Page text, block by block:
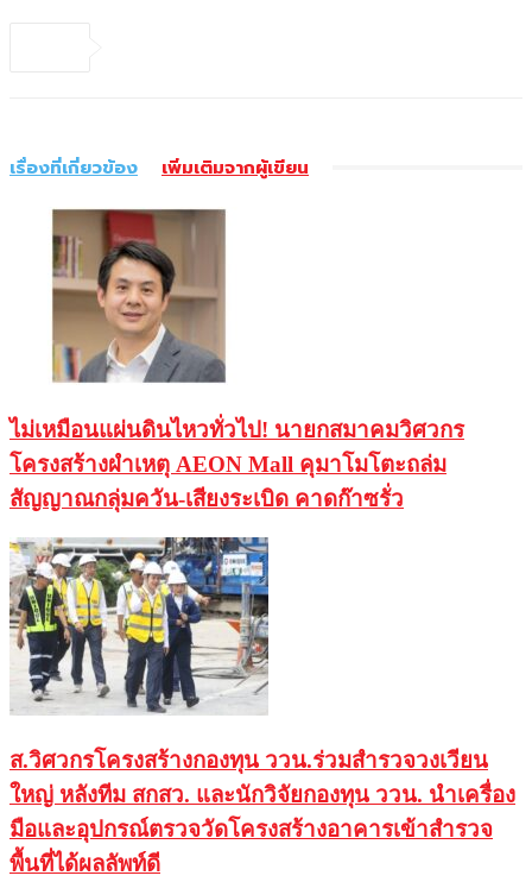
เรื่องที่เกี่ยวข้อง เพิ่มเติมจากผู้เขียน
ไม่เหมือนแผ่นดินไหวทั่วไป! นายกสมาคมวิศวกร
โครงสร้างผำเหตุ AEON Mall คุมาโมโตะถล่ม
สัญญาณกลุ่มควัน-เสียงระเบิด คาดก๊าซรั่ว
ส.วิศวกรโครงสร้างกองทุน ววน.ร่วมสำรวจวงเวียน
ใหญ่ หลังทีม สกสว. และนักวิจัยกองทุน ววน. นำเครื่อง
มือและอุปกรณ์ตรวจวัดโครงสร้างอาคารเข้าสำรวจ
พื้นที่ได้ผลลัพท์ดี